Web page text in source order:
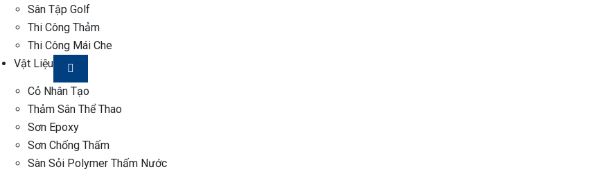
Sân Tập Golf
Thi Công Thảm
Thi Công Mái Che
Vật Liệu
Cỏ Nhân Tạo
Thảm Sân Thể Thao
Sơn Epoxy
Sơn Chống Thấm
Sàn Sỏi Polymer Thấm Nước